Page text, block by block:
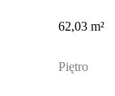
62,03 m²
Piętro